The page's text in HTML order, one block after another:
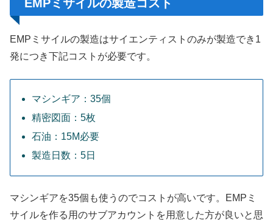
EMPミサイルの製造コスト
EMPミサイルの製造はサイエンティストのみが製造でき1
発につき下記コストが必要です。
マシンギア：35個
精密図面：5枚
石油：15M必要
製造日数：5日
マシンギアを35個も使うのでコストが高いです。EMPミ
サイルを作る用のサブアカウントを用意した方が良いと思